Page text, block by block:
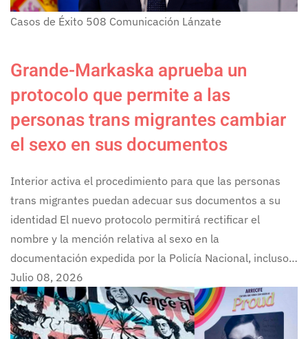
Casos de Éxito 508 Comunicación Lánzate
Grande-Markaska aprueba un
protocolo que permite a las
personas trans migrantes cambiar
el sexo en sus documentos
Interior activa el procedimiento para que las personas
trans migrantes puedan adecuar sus documentos a su
identidad El nuevo protocolo permitirá rectificar el
nombre y la mención relativa al sexo en la
documentación expedida por la Policía Nacional, incluso…
Julio 08, 2026